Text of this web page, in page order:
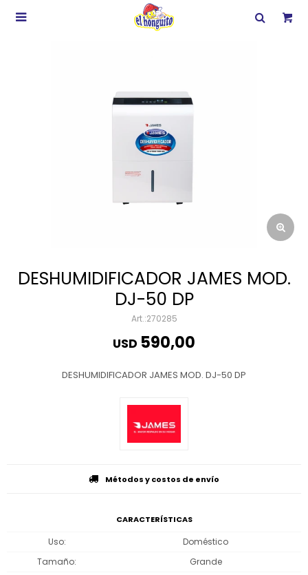

DESHUMIDIFICADOR JAMES MOD.
DJ-50 DP
270285
USD 590,00
DESHUMIDIFICADOR JAMES MOD. DJ-50 DP
Métodos y costos de envío
CARACTERÍSTICAS
Uso
Doméstico
Tamaño
Grande